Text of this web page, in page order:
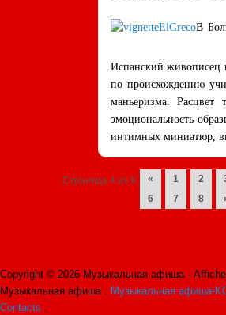
В
Испанский живописец
по происхождению
маньеризма. Расцвет
эмоциональность
интимных миниатюр,
Navigation des posts
Страница 4 из 8 « 1 2
6
7 8
Copyright © 2026 Музыкальная афиша -
Музыкальная афиша : Музыкальная афиша-
Contacts .